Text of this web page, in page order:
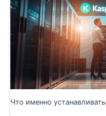
Что именно устанавливать